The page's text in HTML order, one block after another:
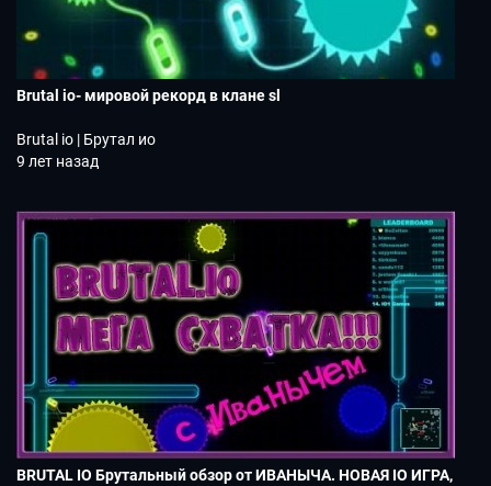
Brutal io- мировой рекорд в клане sl
Brutal io | Брутал ио
9 лет назад
BRUTAL IO Брутальный обзор от ИВАНЫЧА. НОВАЯ IO ИГРА,